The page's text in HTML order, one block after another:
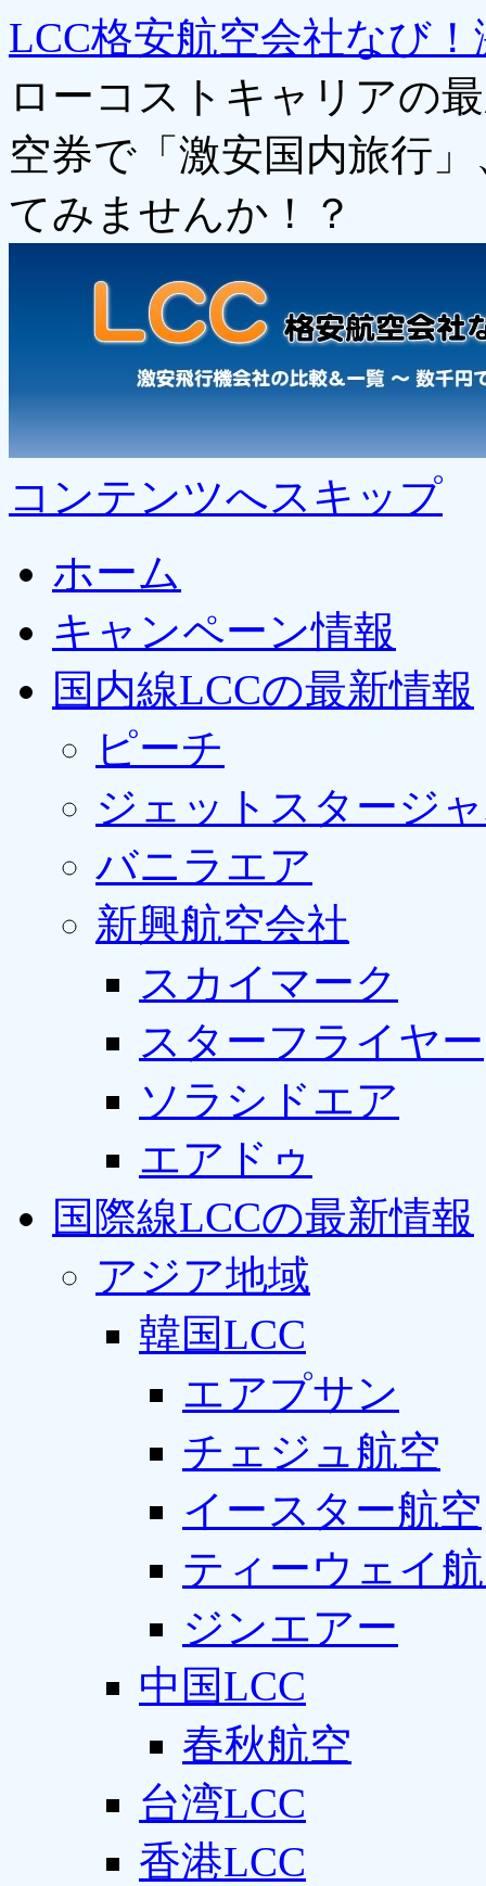
LCC格安航空会社なび
ローコストキャリアの
空券で「激安国内旅行
てみませんか！？
コンテンツへスキップ
ホーム
キャンペーン情報
国内線LCCの最新情報
ピーチ
ジェットスタージ
バニラエア
新興航空会社
スカイマーク
スターフライヤー
ソラシドエア
エアドゥ
国際線LCCの最新情報
アジア地域
韓国LCC
エアプサン
チェジュ航空
イースター航空
ティーウェイ
ジンエアー
中国LCC
春秋航空
台湾LCC
香港LCC